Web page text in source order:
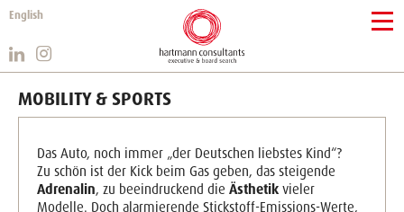
English
MOBILITY & SPORTS
Das Auto, noch immer „der Deutschen liebstes Kind“?
Zu schön ist der Kick beim Gas geben, das steigende
Adrenalin, zu beeindruckend die Ästhetik vieler
Modelle. Doch alarmierende Stickstoff-Emissions-Werte,